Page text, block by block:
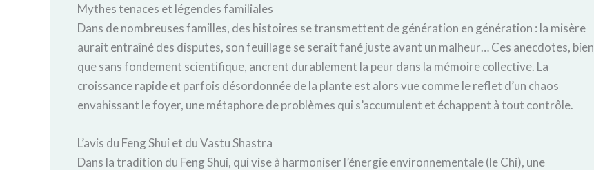
Mythes tenaces et légendes familiales
Dans de nombreuses familles, des histoires se transmettent de génération en génération : la misère
aurait entraîné des disputes, son feuillage se serait fané juste avant un malheur… Ces anecdotes, bien
que sans fondement scientifique, ancrent durablement la peur dans la mémoire collective. La
croissance rapide et parfois désordonnée de la plante est alors vue comme le reflet d’un chaos
envahissant le foyer, une métaphore de problèmes qui s’accumulent et échappent à tout contrôle.
L’avis du Feng Shui et du Vastu Shastra
Dans la tradition du Feng Shui, qui vise à harmoniser l’énergie environnementale (le Chi), une